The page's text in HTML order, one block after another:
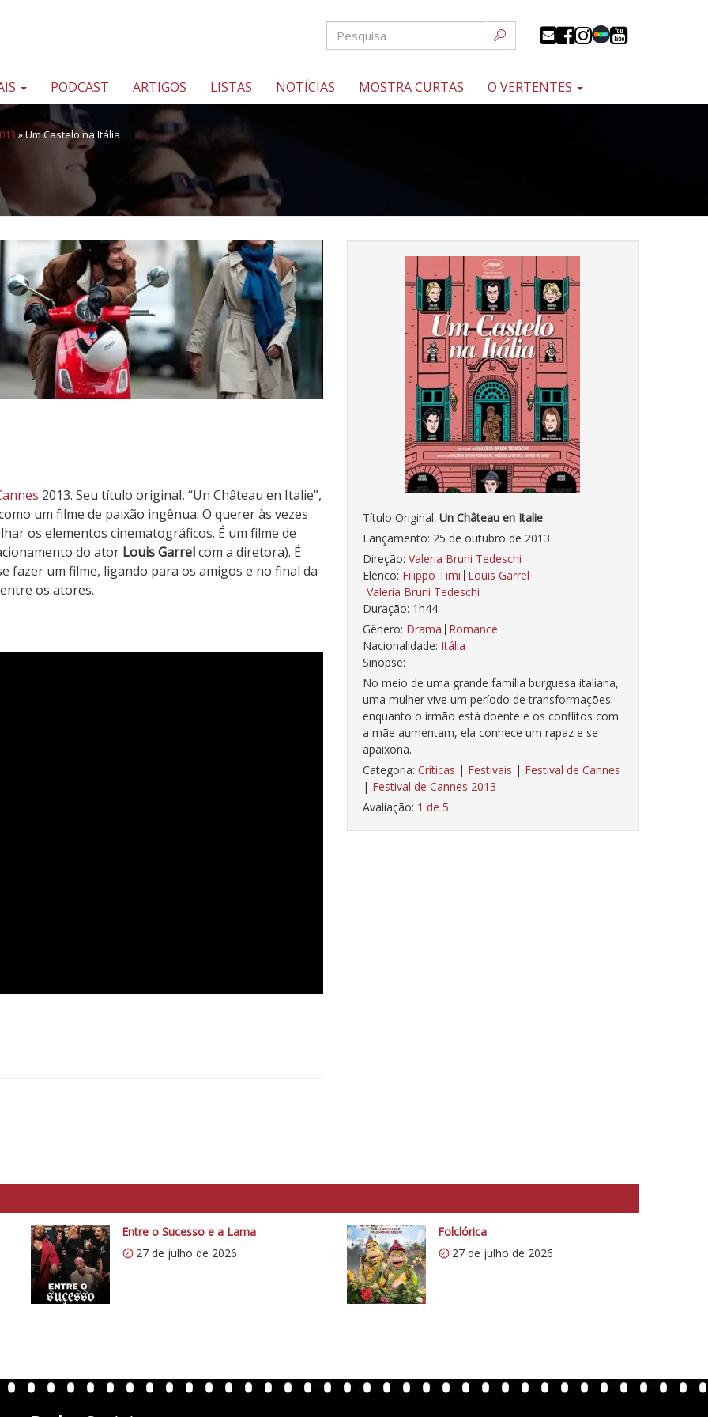
PODCAST ARTIGOS LISTAS NOTÍCIAS MOSTRA CURTAS O VERTENTES
»Um Castelo na Itália
Título Original: Un Château en Italie
Lançamento: 25 de outubro de 2013
Direção: Valeria Bruni Tedeschi
Elenco: Filippo Timi Louis Garrel
Valeria Bruni Tedeschi
Duração: 1h44
Gênero: Drama Romance
Nacionalidade: Itália
Sinopse:
No meio de uma grande família burguesa italiana,
uma mulher vive um período de transformações:
enquanto o irmão está doente e os conflitos com
a mãe aumentam, ela conhece um rapaz e se
apaixona.
Categoria: Críticas | Festivais | Festival de Cannes
| Festival de Cannes 2013
Avaliação: 1 de 5
2013. Seu título original, “Un Château en Italie”,
um filme de paixão ingênua. O querer às vezes
os elementos cinematográficos. É um filme de
do ator Louis Garrelcom a diretora). É
fazer um filme, ligando para os amigos e no final da
os atores.
Entre o Sucesso e a Lama
27 de julho de 2026
Folclórica
27 de julho de 2026